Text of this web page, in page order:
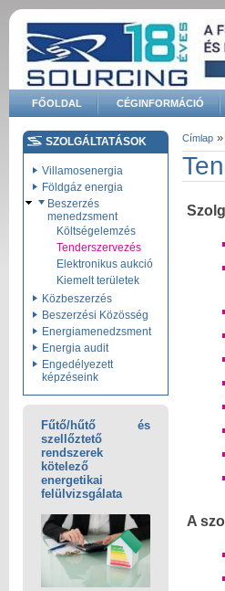
Ugrás a tartalomra
FŐOLDAL CÉGINFORMÁCIÓ
Keresés űrlap
SZOLGÁLTATÁSOK
Villamosenergia
Földgáz energia
Beszerzés
menedzsment
Költségelemzés
Tenderszervezés
Elektronikus aukció
Kiemelt területek
Közbeszerzés
Beszerzési Közösség
Energiamenedzsment
Energia audit
Engedélyezett
képzéseink
Fűtő/hűtő és
szellőztető
rendszerek
kötelező
energetikai
felülvizsgálata
Címlap »
A